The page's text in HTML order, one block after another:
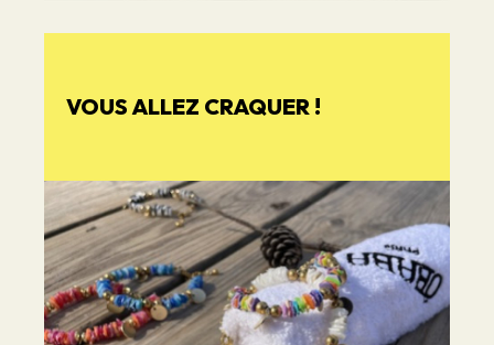
VOUS ALLEZ CRAQUER !